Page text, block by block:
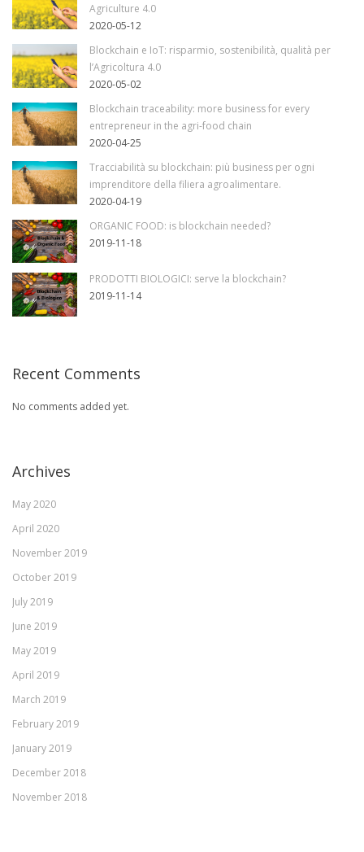
Agriculture 4.0
2020-05-12
Blockchain e IoT: risparmio, sostenibilità, qualità per
l’Agricoltura 4.0
2020-05-02
Blockchain traceability: more business for every
entrepreneur in the agri-food chain
2020-04-25
Tracciabilità su blockchain: più business per ogni
imprenditore della filiera agroalimentare.
2020-04-19
ORGANIC FOOD: is blockchain needed?
2019-11-18
PRODOTTI BIOLOGICI: serve la blockchain?
2019-11-14
Recent Comments
No comments added yet.
Archives
May 2020
April 2020
November 2019
October 2019
July 2019
June 2019
May 2019
April 2019
March 2019
February 2019
January 2019
December 2018
November 2018